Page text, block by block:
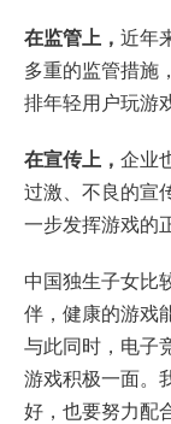
在监管上， 近年
多重的监管措施
排年轻用户玩游
在宣传上， 企业
过激、不良的宣
一步发挥游戏的
中国独生子女比
伴，健康的游戏
与此同时，电子
游戏积极一面。
好，也要努力配